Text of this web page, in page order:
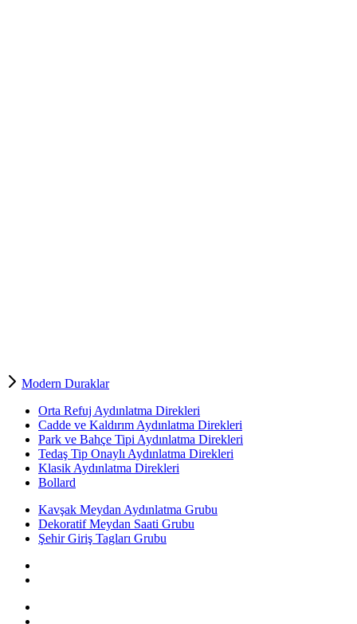
Modern Duraklar
Orta Refuj Aydınlatma Direkleri
Cadde ve Kaldırım Aydınlatma Direkleri
Park ve Bahçe Tipi Aydınlatma Direkleri
Tedaş Tip Onaylı Aydınlatma Direkleri
Klasik Aydınlatma Direkleri
Bollard
Kavşak Meydan Aydınlatma Grubu
Dekoratif Meydan Saati Grubu
Şehir Giriş Tagları Grubu